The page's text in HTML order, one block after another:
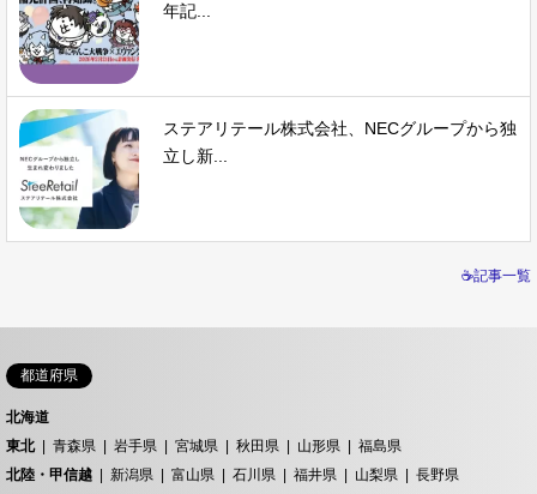
年記...
ステアリテール株式会社、NECグループから独
立し新...
☕記事一覧
都道府県
北海道
東北
青森県 岩手県 宮城県 秋田県 山形県
福島県
北陸・甲信越
新潟県 富山県 石川県 福井県 山梨県
長野県